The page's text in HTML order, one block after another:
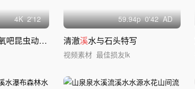
4K 2'12
热带雨林森林天然氧吧昆虫动植物
59.94p 0'42 AD
清澈溪水与石头特写
视频素材 最佳损友lk